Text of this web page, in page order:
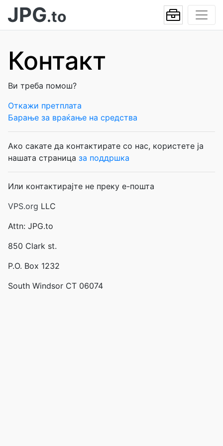
JPG.to
Контакт
Ви треба помош?
Откажи претплата
Барање за враќање на средства
Ако сакате да контактирате со нас, користете ја
нашата страница за поддршка
Или контактирајте не преку е-пошта
VPS.org LLC
Attn: JPG.to
850 Clark st.
P.O. Box 1232
South Windsor CT 06074